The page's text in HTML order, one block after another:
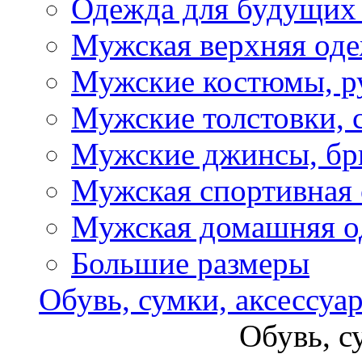
Одежда для
Мужская верхняя
Мужские костюмы,
Мужские толстовки,
Мужские джинсы,
Мужская спортивная
Мужская домашняя
Большие размеры
Обувь, сумки,
Обувь,